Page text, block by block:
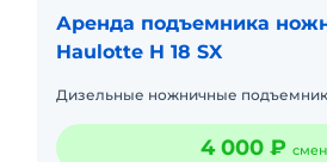
Аренда подъемника
Haulotte H 18 SX
Дизельные ножничные
4 000 ₽